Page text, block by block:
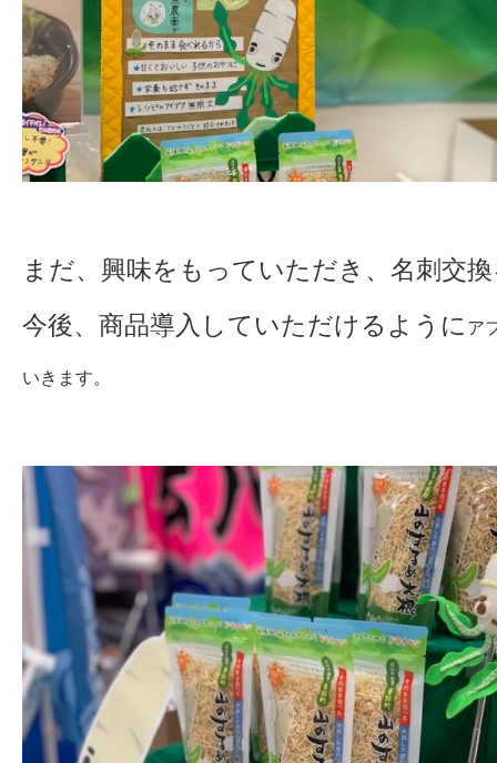
まだ、興味をもっていただき、名刺交
今後、商品導入していただけるように ア
いきます。